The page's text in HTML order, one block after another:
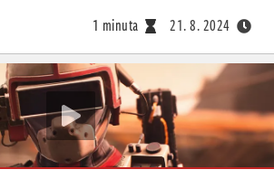
1 minuta 21. 8. 2024